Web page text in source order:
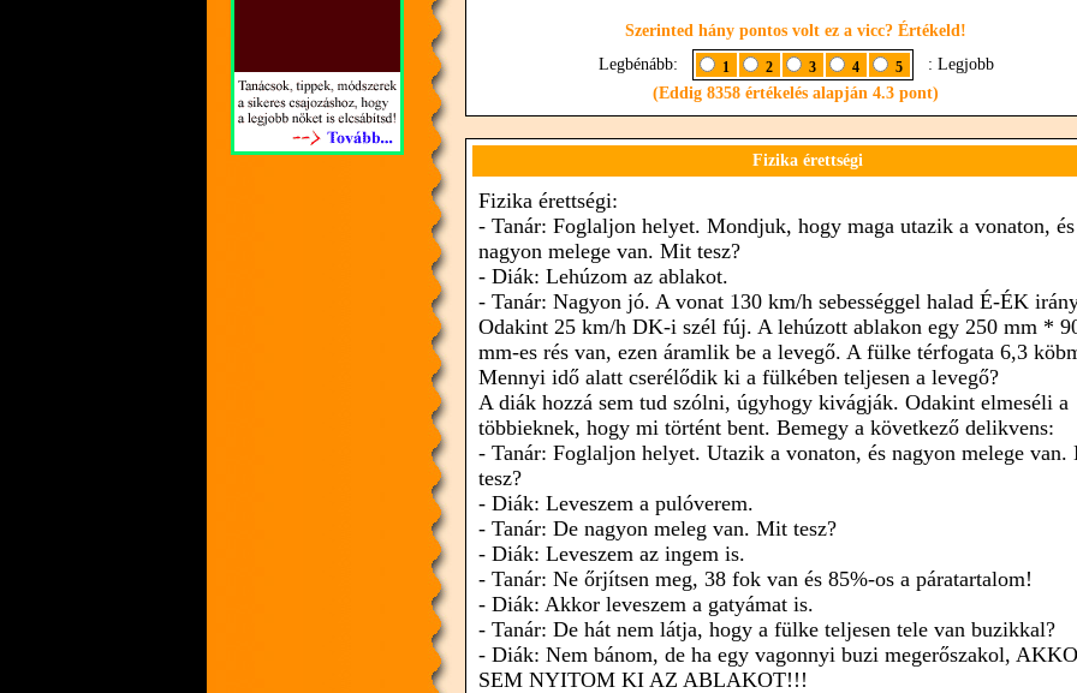
Szerinted hány pontos volt ez a vicc? Értékeld!
Legbénább:
1 2 3 4 5
: Legjobb
(Eddig 8358 értékelés alapján 4.3 pont)
Fizika érettségi
Fizika érettségi:
- Tanár: Foglaljon helyet. Mondjuk, hogy maga utazik a vonaton, és
nagyon melege van. Mit tesz?
- Diák: Lehúzom az ablakot.
- Tanár: Nagyon jó. A vonat 130 km/h sebességgel halad É-ÉK
Odakint 25 km/h DK-i szél fúj. A lehúzott ablakon egy 250 mm *
mm-es rés van, ezen áramlik be a levegő. A fülke térfogata 6,3
Mennyi idő alatt cserélődik ki a fülkében teljesen a levegő?
A diák hozzá sem tud szólni, úgyhogy kivágják. Odakint elmeséli a
többieknek, hogy mi történt bent. Bemegy a következő delikvens:
- Tanár: Foglaljon helyet. Utazik a vonaton, és nagyon melege van.
tesz?
- Diák: Leveszem a pulóverem.
- Tanár: De nagyon meleg van. Mit tesz?
- Diák: Leveszem az ingem is.
- Tanár: Ne őrjítsen meg, 38 fok van és 85%-os a páratartalom!
- Diák: Akkor leveszem a gatyámat is.
- Tanár: De hát nem látja, hogy a fülke teljesen tele van buzikkal?
- Diák: Nem bánom, de ha egy vagonnyi buzi megerőszakol,
SEM NYITOM KI AZ ABLAKOT!!!